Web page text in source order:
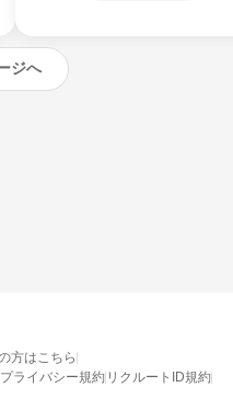
ジへ
ログラムの詳細案内を
ようになります
方はこちら
ライバシー規約 リクルートID規約